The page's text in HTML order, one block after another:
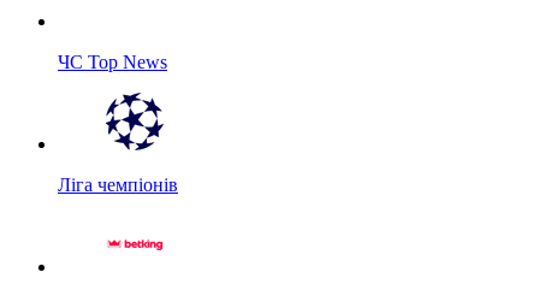
ЧС Top News
Ліга чемпіонів